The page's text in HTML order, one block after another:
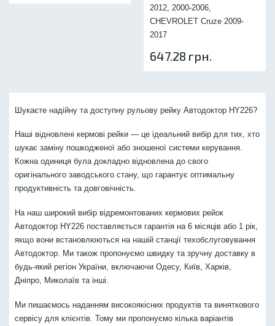
2012, 2000-2006,
CHEVROLET Cruze 2009-
2017
647.28 грн.
Шукаєте надійну та доступну рульову рейку Автодоктор HY226?
Наші відновлені кермові рейки — це ідеальний вибір для тих, хто
шукає заміну пошкодженої або зношеної системи керування.
Кожна одиниця була докладно відновлена до свого
оригінального заводського стану, що гарантує оптимальну
продуктивність та довговічність.
На наш широкий вибір відремонтованих кермових рейок
Автодоктор HY226 поставляється гарантія на 6 місяців або 1 рік,
якщо вони встановлюються на нашій станції техобслуговування
Автодоктор. Ми також пропонуємо швидку та зручну доставку в
будь-який регіон України, включаючи Одесу, Київ, Харків,
Дніпро, Миколаїв та інші.
Ми пишаємось наданням високоякісних продуктів та виняткового
сервісу для клієнтів. Тому ми пропонуємо кілька варіантів